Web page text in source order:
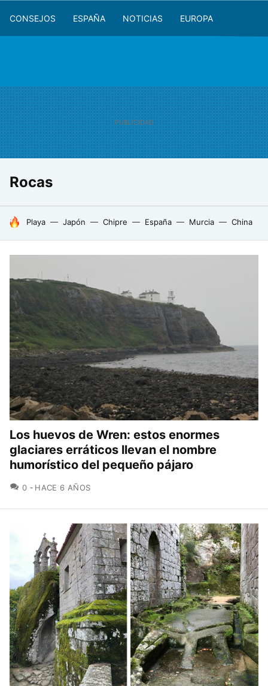
CONSEJOS ESPAÑA NOTICIAS EUROPA
Rocas
HOY SE HABLA DE
Playa Japón Chipre España Murcia China
Los huevos de Wren: estos enormes
glaciares erráticos llevan el nombre
humorístico del pequeño pájaro
0 COMENTARIOS
HACE 6 AÑOS